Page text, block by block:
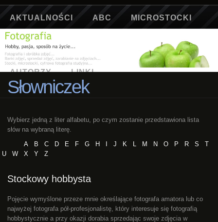
AKTUALNOŚCI ABC MICROSTOCKI
ARTYKUŁY GALERIA
AUTORZY LINKI
Słowniczek
Wybierz jedną z liter alfabetu, po czym zostanie przedstawiona lista
słów na wybraną literę.
A
B C D E F G H J K L M N O P R S
T
U
W X Y Z
Stockowy hobbysta
Pojęcie wymyślone przeze mnie określające fotografa amatora lub co
najwyżej fotografa pół-profesjonalistę, który interesuje się fotografią
hobbystycznie a przy okazji dorabia sprzedając swoje zdjęcia w